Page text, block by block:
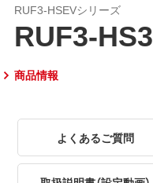
RUF3-HSEVシリーズ
RUF3-
商品情報
よくあるご質問